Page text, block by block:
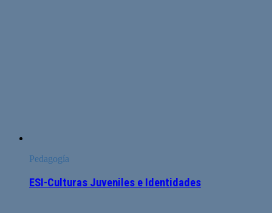
Pedagogía
ESI-Culturas Juveniles e Identidades